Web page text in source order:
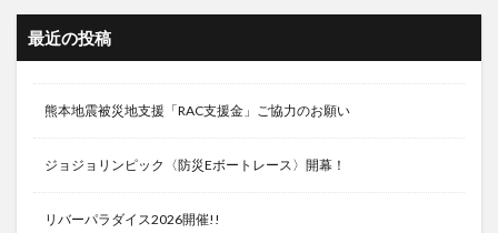
最近の投稿
熊本地震被災地支援「RAC支援金」ご協力のお願い
ジョジョリンピック〈防災Eボートレース〉開幕！
リバーパラダイス2026開催!!